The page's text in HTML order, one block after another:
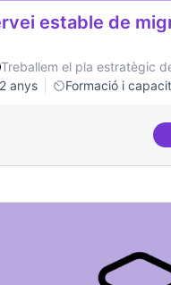
tràmits
estable de
Treballem el pla estratègic
2 anys
Formació i